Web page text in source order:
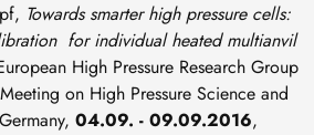
Towards smarter high pressure cells:
for individual heated multianvil
High Pressure Research Group
on High Pressure Science and
04.09. - 09.09.2016,